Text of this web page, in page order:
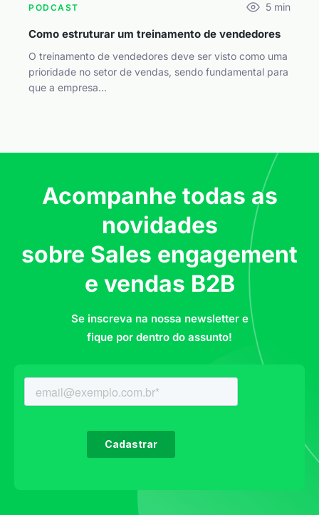
PODCAST 5 min
Como estruturar um treinamento de vendedores
O treinamento de vendedores deve ser visto como uma
prioridade no setor de vendas, sendo fundamental para
que a empresa...
Acompanhe todas as
novidades
sobre Sales engagement
e vendas B2B
Se inscreva na nossa newsletter e
fique por dentro do assunto!